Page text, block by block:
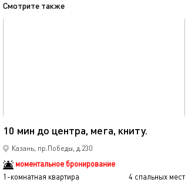
Смотрите также
10 мин до центра, мега, книту.
Казань, пр.Победы, д.230
моментальное бронирование
1-комнатная квартира
4 спальных мест